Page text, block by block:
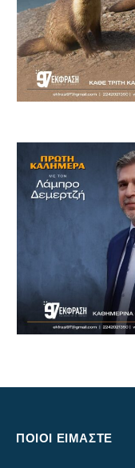
ΠΟΙΟΙ ΕΙΜΑΣΤΕ